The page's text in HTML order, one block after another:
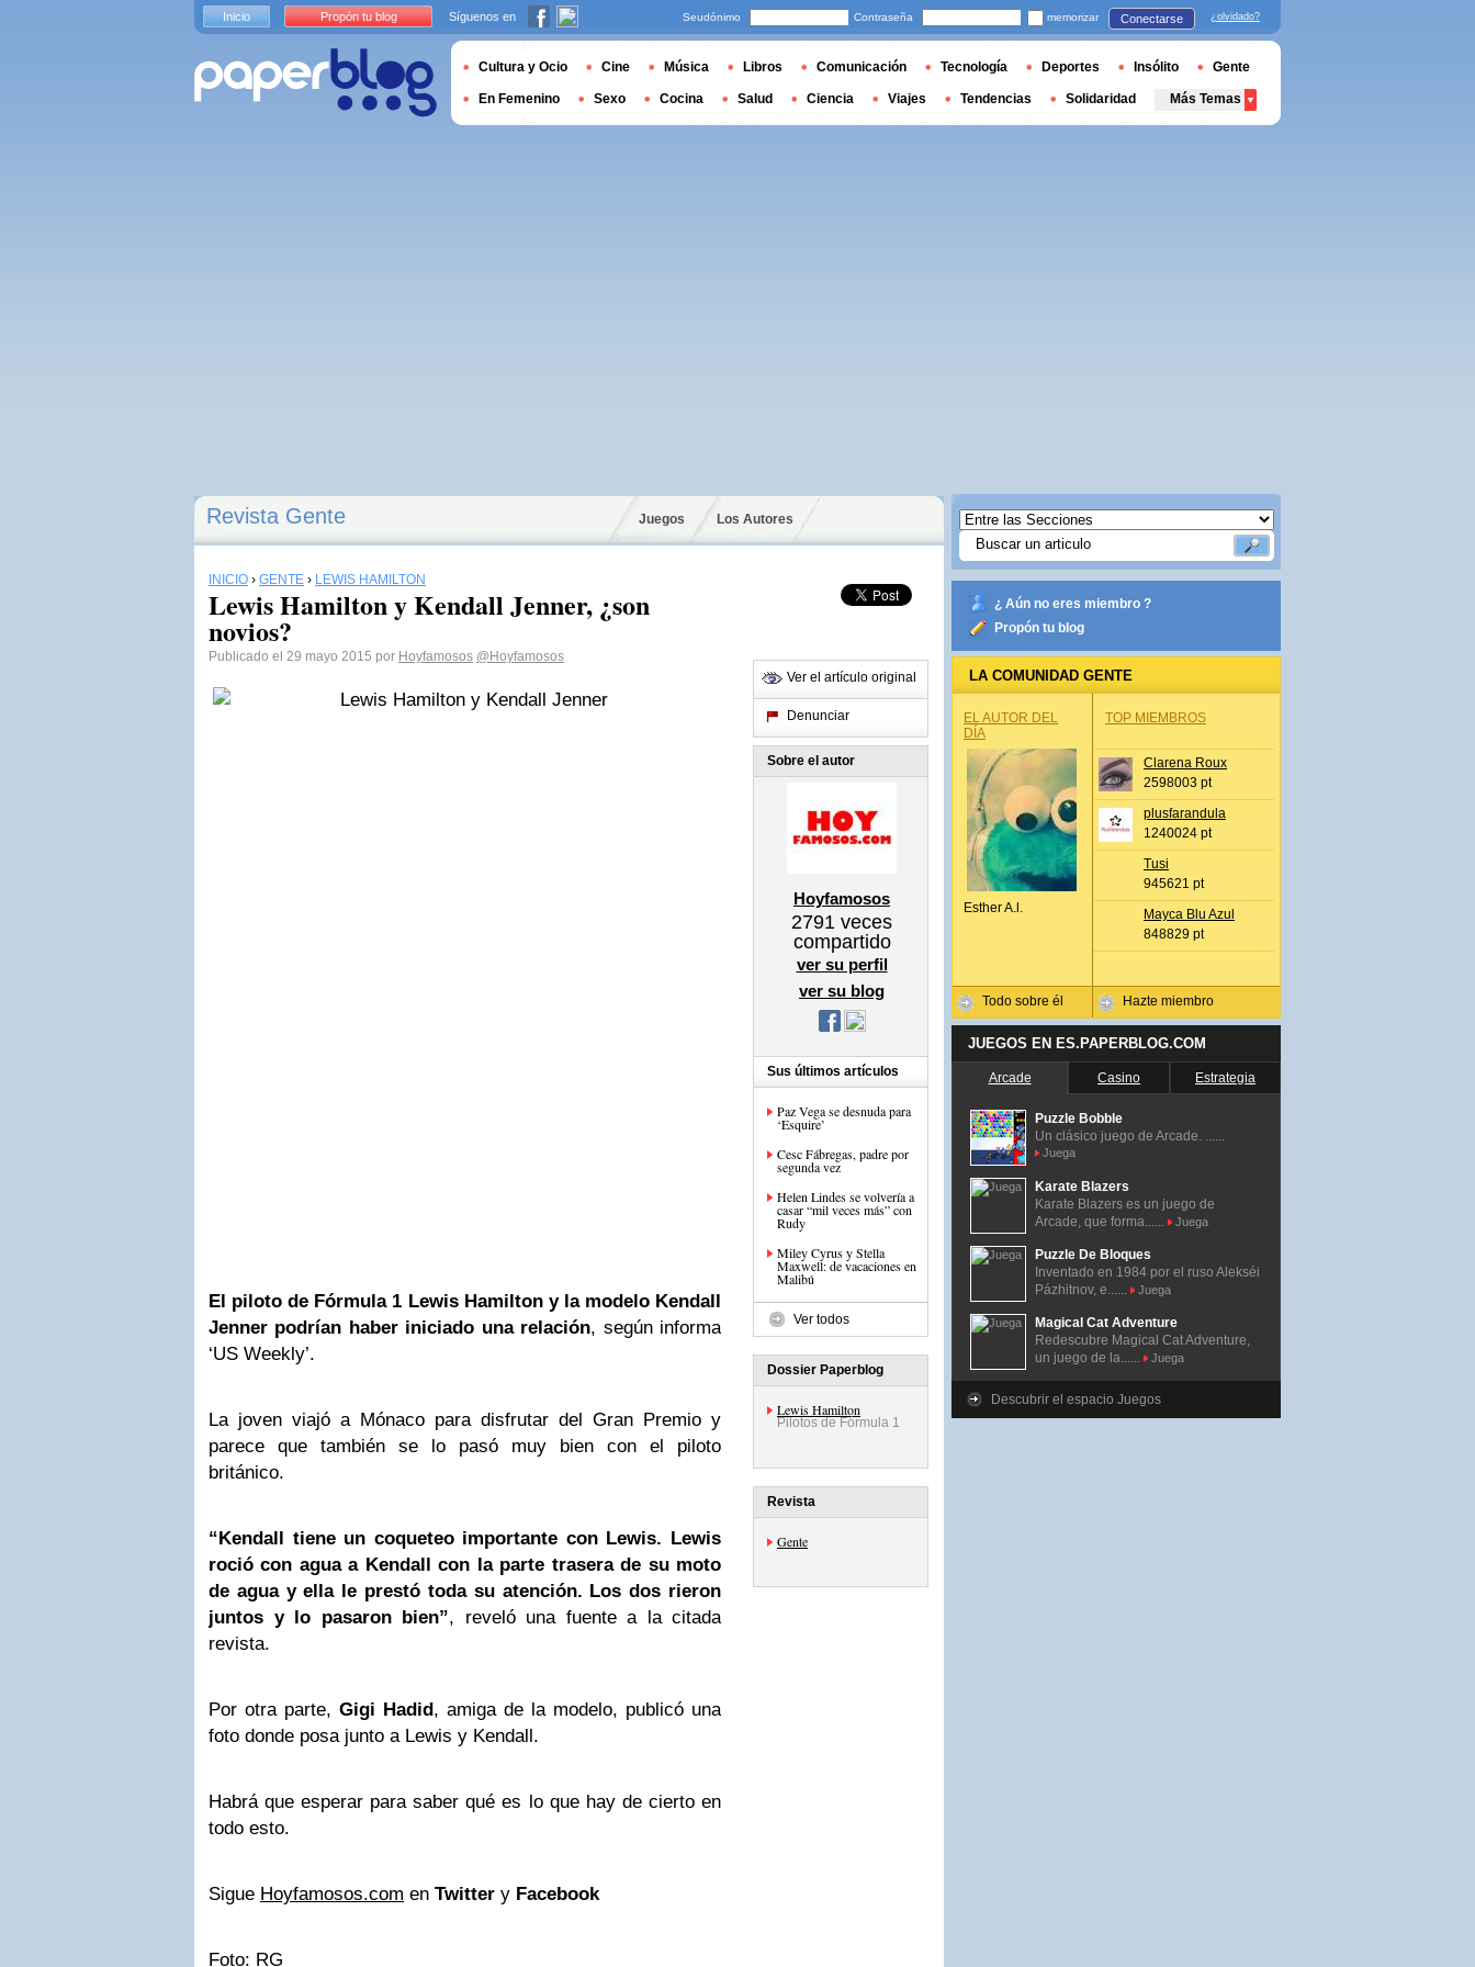
Revista Gente Juegos Los Autores
INICIO › GENTE › LEWIS HAMILTON
Lewis Hamilton y Kendall Jenner, ¿son
novios?
Publicado el 29 mayo 2015 por Hoyfamosos @Hoyfamosos
El piloto de Fórmula 1 Lewis Hamiltony la modelo Kendall
Jenner podrían haber iniciado una relación, según informa
‘US Weekly’.
La joven viajó a Mónaco para disfrutar del Gran Premio y
parece que también se lo pasó muy bien con el piloto
británico.
“Kendall tiene un coqueteo importante con Lewis. Lewis
roció con agua a Kendall con la parte trasera de su moto
de agua y ella le prestó toda su atención. Los dos rieron
juntos y lo pasaron bien”, reveló una fuente a la citada
revista.
Por otra parte, Gigi Hadid, amiga de la modelo, publicó una
foto donde posa junto a Lewis y Kendall.
Habrá que esperar para saber qué es lo que hay de cierto en
todo esto.
Sigue Hoyfamosos.com en Twitter y Facebook
Foto: RG
Ver el artículo original
Denunciar
Sobre el autor
Hoyfamosos
2791 veces
compartido
ver su perfil
ver su blog
Sus últimos artículos
Paz Vega se desnuda para
‘Esquire’
Cesc Fábregas, padre por
segunda vez
Helen Lindes se volvería a
casar “mil veces más” con
Rudy
Miley Cyrus y Stella
Maxwell: de vacaciones en
Malibú
Ver todos
Dossier Paperblog
Lewis Hamilton
Pilotos de Fórmula 1
Revista
Gente
¿ Aún no eres miembro ?
Propón tu blog
LA COMUNIDAD GENTE
EL AUTOR DEL
DÍA
Esther A.l.
Todo sobre él
TOP MIEMBROS
Clarena Roux
2598003 pt
plusfarandula
1240024 pt
Tusi
945621 pt
Mayca Blu Azul
848829 pt
Hazte miembro
JUEGOS EN ES.PAPERBLOG.COM
Arcade Casino Estrategia
Puzzle Bobble
Un clásico juego de Arcade. ......
Juega
Karate Blazers
Karate Blazers es un juego de
Arcade, que forma......
Juega
Puzzle De Bloques
Inventado en 1984 por el ruso Alekséi
Pázhitnov, e......
Juega
Magical Cat Adventure
Redescubre Magical Cat Adventure,
un juego de la......
Juega
Descubrir el espacio Juegos
Inicio Propón tu blog Síguenos en Seudónimo Contraseña memorizar Conectarse ¿olvidado?
Cultura y Ocio Cine Música Libros Comunicación Tecnología Deportes Insólito Gente
En Femenino Sexo Cocina Salud Ciencia Viajes Tendencias Solidaridad Más Temas